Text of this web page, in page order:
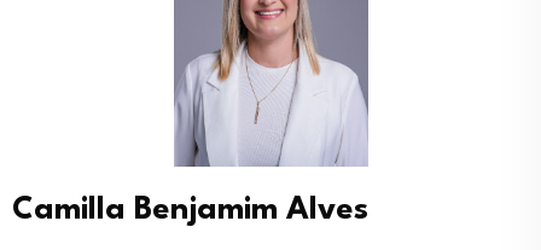
Camilla Benjamim Alves